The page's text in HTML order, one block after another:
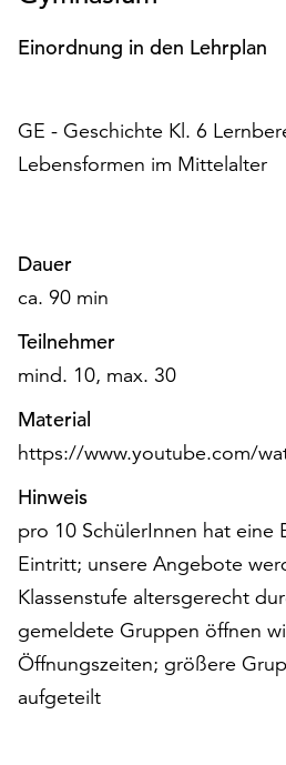
Einordnung in den Lehrplan
GE - Geschichte Kl. 6
Lebensformen im Mittelalter
Dauer
ca. 90 min
Teilnehmer
mind. 10, max. 30
Material
https://www.youtube.com/
Hinweis
pro 10 SchülerInnen hat eine
Eintritt; unsere Angebote
Klassenstufe altersgerecht
gemeldete Gruppen öffnen
Öffnungszeiten; größere
aufgeteilt